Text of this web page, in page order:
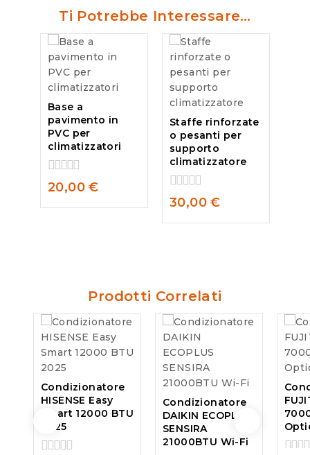
Ti Potrebbe Interessare…
Base a
pavimento in
PVC per
climatizzatori
0
out
of
20,00€
Staffe rinforzate
o pesanti per
supporto
climatizzatore
0
out
of
30,00€
Prodotti Correlati
Condizionatore
HISENSE Easy
Smart 12000 BTU
2025
Condizionatore
DAIKIN ECOPLUS
SENSIRA
21000BTU Wi-Fi